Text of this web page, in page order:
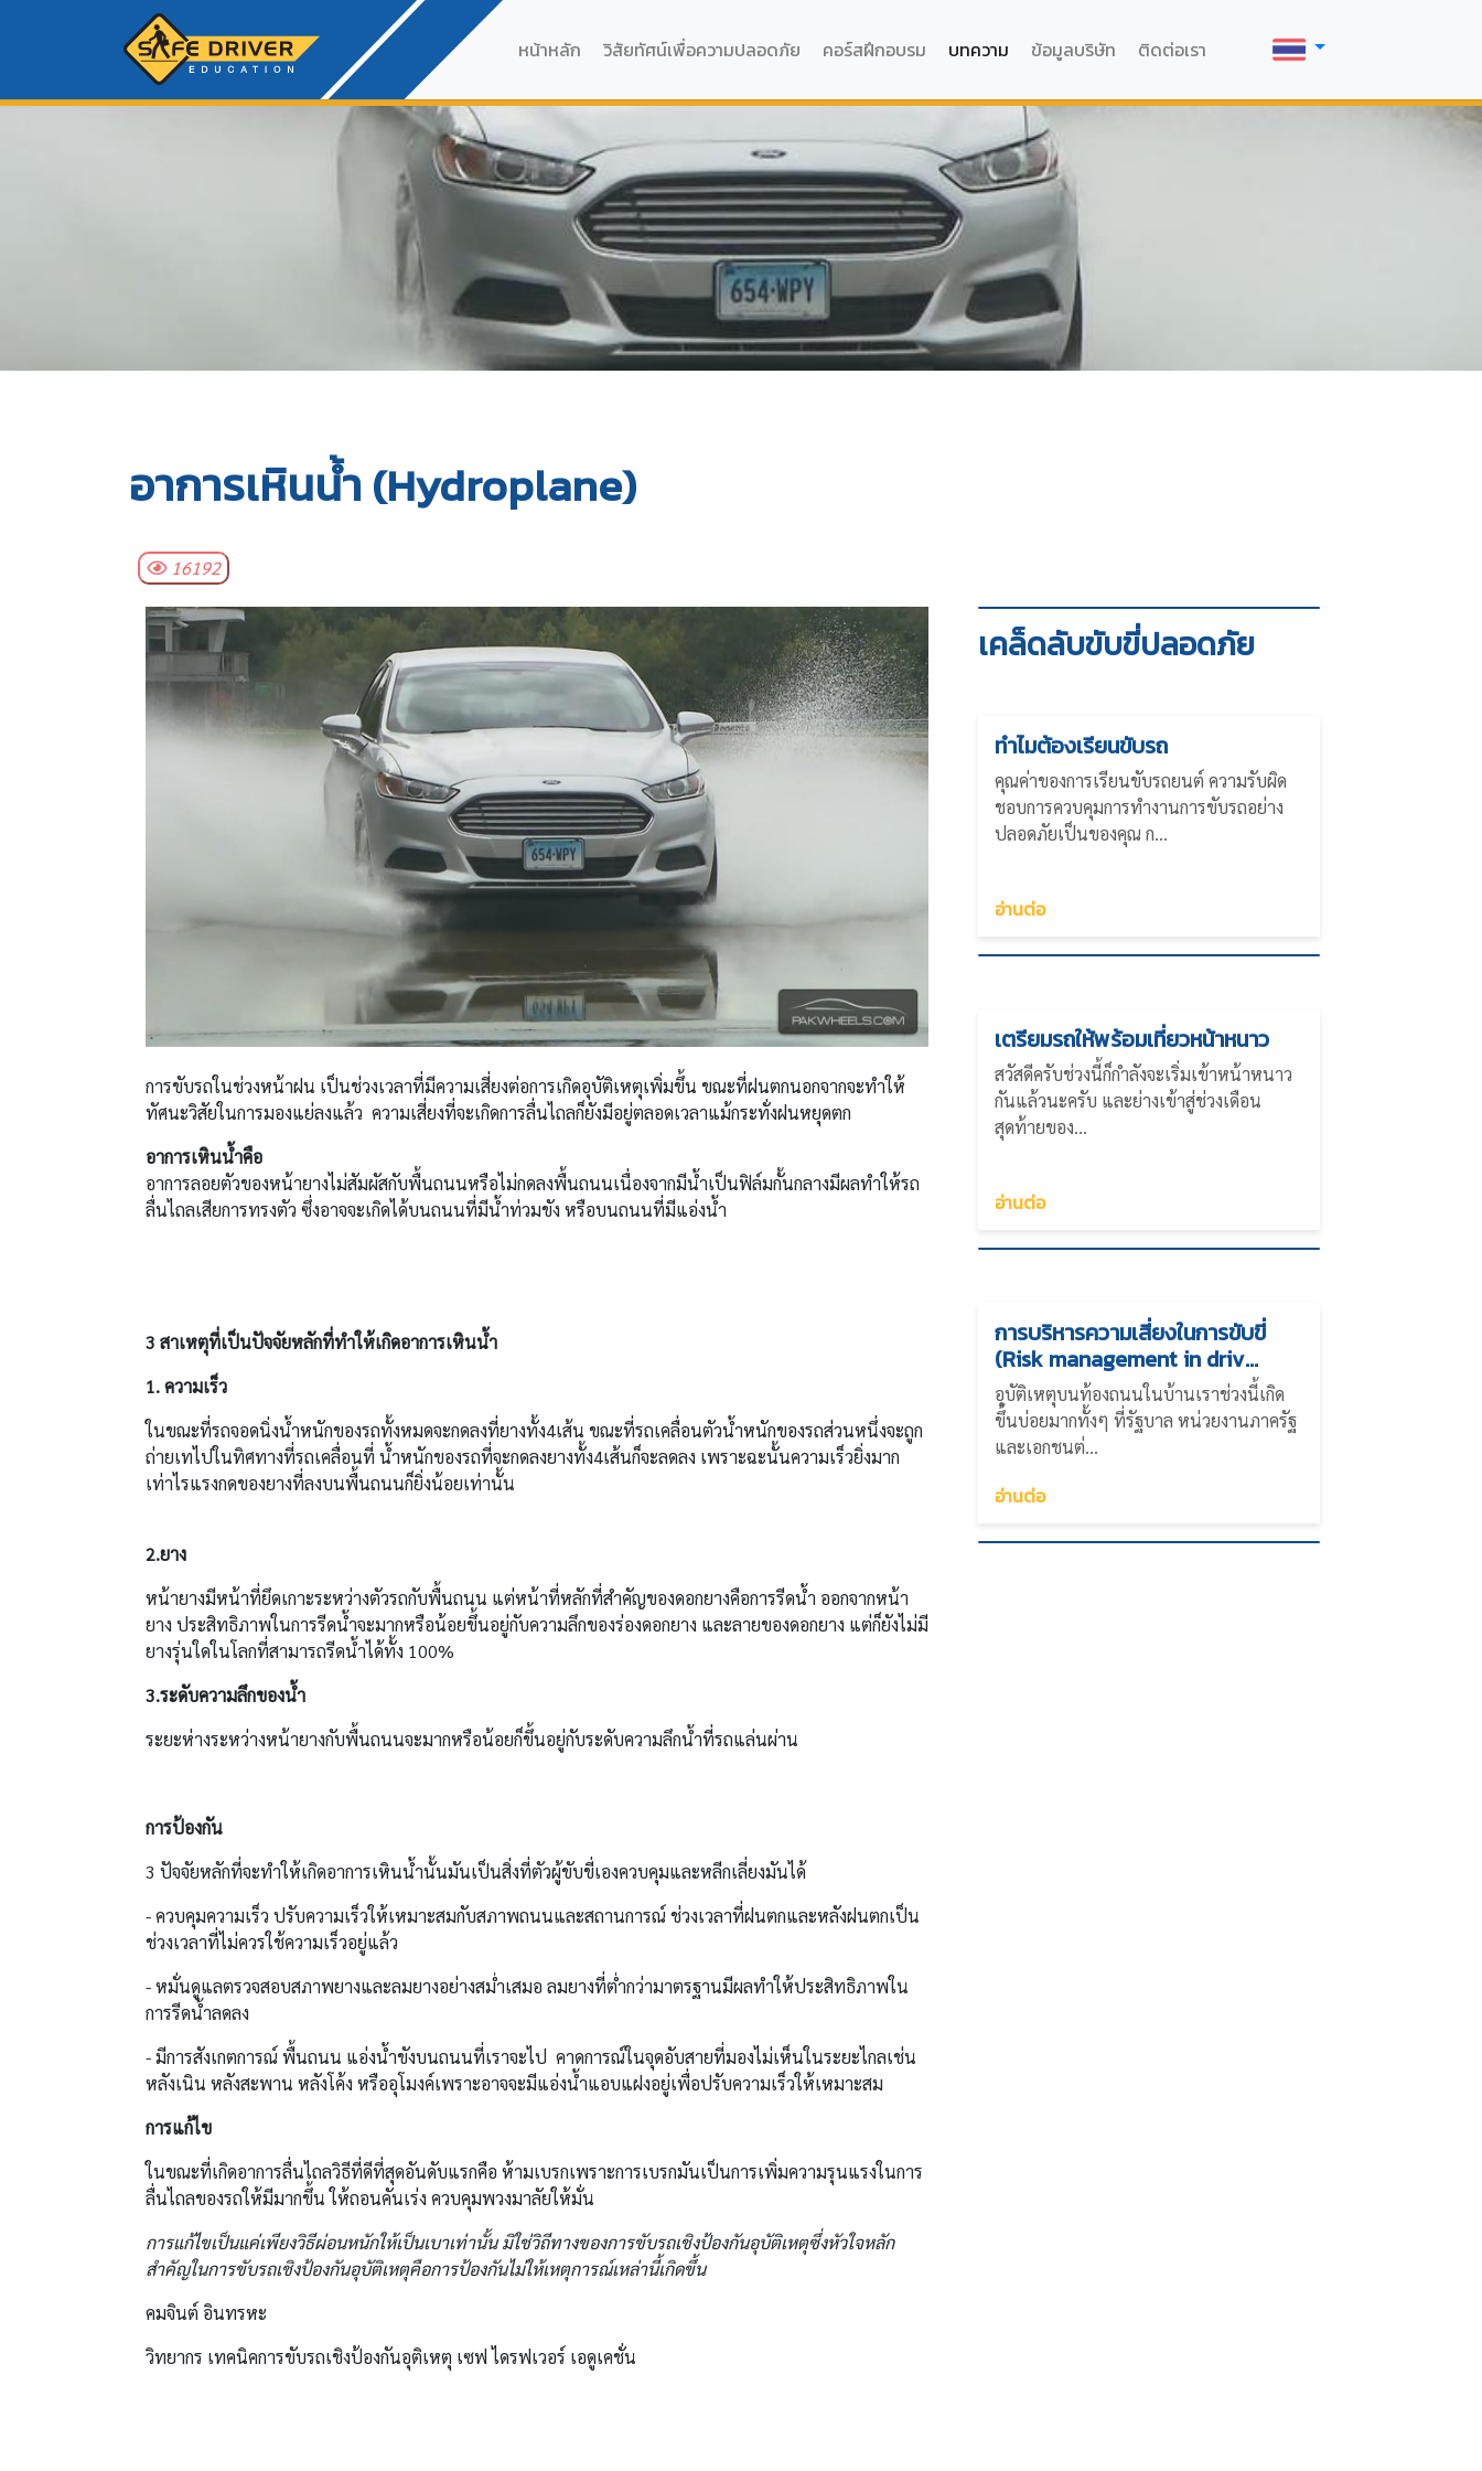
หน้าหลัก วิสัยทัศน์เพื่อความปลอดภัย คอร์สฝึกอบรม บทความ ข้อมูลบริษัท ติดต่อเรา
อาการเหินน้ำ (Hydroplane)
16192
การขับรถในช่วงหน้าฝน เป็นช่วงเวลาที่มีความเสี่ยงต่อการเกิดอุบัติเหตุเพิ่มขึ้น ขณะที่ฝนตกนอกจากจะทำให้
ทัศนะวิสัยในการมองแย่ลงแล้ว ความเสี่ยงที่จะเกิดการลื่นไถลก็ยังมีอยู่ตลอดเวลาแม้กระทั่งฝนหยุดตก
อาการเหินน้ำคือ
อาการลอยตัวของหน้ายางไม่สัมผัสกับพื้นถนนหรือไม่กดลงพื้นถนนเนื่องจากมีน้ำเป็นฟิล์มกั้นกลางมีผลทำให้รถ
ลื่นไถลเสียการทรงตัว ซึ่งอาจจะเกิดได้บนถนนที่มีน้ำท่วมขัง หรือบนถนนที่มีแอ่งน้ำ
3 สาเหตุที่เป็นปัจจัยหลักที่ทำให้เกิดอาการเหินน้ำ
1. ความเร็ว
ในขณะที่รถจอดนิ่งน้ำหนักของรถทั้งหมดจะกดลงที่ยางทั้ง4เส้น ขณะที่รถเคลื่อนตัวน้ำหนักของรถส่วนหนึ่งจะถูก
ถ่ายเทไปในทิศทางที่รถเคลื่อนที่ น้ำหนักของรถที่จะกดลงยางทั้ง4เส้นก็จะลดลง เพราะฉะนั้นความเร็วยิ่งมาก
เท่าไรแรงกดของยางที่ลงบนพื้นถนนก็ยิ่งน้อยเท่านั้น
2.ยาง
หน้ายางมีหน้าที่ยึดเกาะระหว่างตัวรถกับพื้นถนน แต่หน้าที่หลักที่สำคัญของดอกยางคือการรีดน้ำ ออกจากหน้า
ยาง ประสิทธิภาพในการรีดน้ำจะมากหรือน้อยขึ้นอยู่กับความลึกของร่องดอกยาง และลายของดอกยาง แต่ก็ยังไม่มี
ยางรุ่นใดในโลกที่สามารถรีดน้ำได้ทั้ง 100%
3.ระดับความลึกของน้ำ
ระยะห่างระหว่างหน้ายางกับพื้นถนนจะมากหรือน้อยก็ขึ้นอยู่กับระดับความลึกน้ำที่รถแล่นผ่าน
การป้องกัน
3 ปัจจัยหลักที่จะทำให้เกิดอาการเหินน้ำนั้นมันเป็นสิ่งที่ตัวผู้ขับขี่เองควบคุมและหลีกเลี่ยงมันได้
- ควบคุมความเร็ว ปรับความเร็วให้เหมาะสมกับสภาพถนนและสถานการณ์ ช่วงเวลาที่ฝนตกและหลังฝนตกเป็น
ช่วงเวลาที่ไม่ควรใช้ความเร็วอยู่แล้ว
- หมั่นดูแลตรวจสอบสภาพยางและลมยางอย่างสม่ำเสมอ ลมยางที่ต่ำกว่ามาตรฐานมีผลทำให้ประสิทธิภาพใน
การรีดน้ำลดลง
- มีการสังเกตการณ์ พื้นถนน แอ่งน้ำขังบนถนนที่เราจะไป คาดการณ์ในจุดอับสายที่มองไม่เห็นในระยะไกลเช่น
หลังเนิน หลังสะพาน หลังโค้ง หรืออุโมงค์เพราะอาจจะมีแอ่งน้ำแอบแฝงอยู่เพื่อปรับความเร็วให้เหมาะสม
การแก้ไข
ในขณะที่เกิดอาการลื่นไถลวิธีที่ดีที่สุดอันดับแรกคือ ห้ามเบรกเพราะการเบรกมันเป็นการเพิ่มความรุนแรงในการ
ลื่นไถลของรถให้มีมากขึ้น ให้ถอนคันเร่ง ควบคุมพวงมาลัยให้มั่น
การแก้ไขเป็นแค่เพียงวิธีผ่อนหนักให้เป็นเบาเท่านั้น มิใช่วิถีทางของการขับรถเชิงป้องกันอุบัติเหตุซึ่งหัวใจหลัก
สำคัญในการขับรถเชิงป้องกันอุบัติเหตุคือการป้องกันไม่ให้เหตุการณ์เหล่านี้เกิดขึ้น
คมจินต์ อินทรหะ
วิทยากร เทคนิคการขับรถเชิงป้องกันอุติเหตุ เซฟ ไดรฟเวอร์ เอดูเคชั่น
เคล็ดลับขับขี่ปลอดภัย
ทำไมต้องเรียนขับรถ
คุณค่าของการเรียนขับรถยนต์ ความรับผิด
ชอบการควบคุมการทำงานการขับรถอย่าง
ปลอดภัยเป็นของคุณ ก...
อ่านต่อ
เตรียมรถให้พร้อมเที่ยวหน้าหนาว
สวัสดีครับช่วงนี้ก็กำลังจะเริ่มเข้าหน้าหนาว
กันแล้วนะครับ และย่างเข้าสู่ช่วงเดือน
สุดท้ายของ...
อ่านต่อ
การบริหารความเสี่ยงในการขับขี่
(Risk management in driv...
อุบัติเหตุบนท้องถนนในบ้านเราช่วงนี้เกิด
ขึ้นบ่อยมากทั้งๆ ที่รัฐบาล หน่วยงานภาครัฐ
และเอกชนต่...
อ่านต่อ